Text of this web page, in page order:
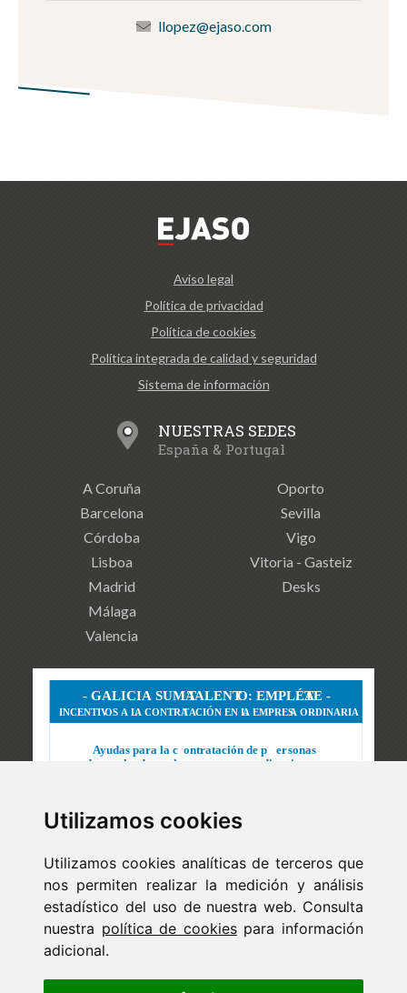
Utilizamos cookies
Utilizamos cookies analíticas de terceros que
nos permiten realizar la medición y análisis
estadístico del uso de nuestra web. Consulta
nuestra política de cookiespara información
adicional.
llopez@ejaso.com
Aviso legal
Política de privacidad
Política de cookies
Política integrada de calidad y seguridad
Sistema de información
NUESTRAS SEDES
España & Portugal
A Coruña
Barcelona
Córdoba
Lisboa
Madrid
Málaga
Valencia
Oporto
Sevilla
Vigo
Vitoria - Gasteiz
Desks
ejaso_comunica@ejaso.com